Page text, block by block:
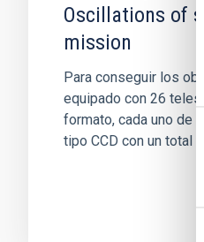
Oscillations of
mission
Para conseguir los
equipado con 26
formato, cada uno de
tipo CCD con un total